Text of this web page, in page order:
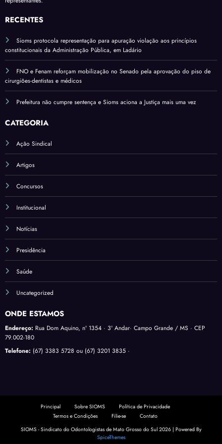
salári
o
base
do*
RECENTES
Sioms protocola representação para apuração violação aos princípios
constitucionais da Administração Pública, em Ladário
FNO e Fenam reforçam mobilização no Senado pela aprovação do piso de
cirurgiões-dentistas e médicos
Prefeitura não cumpre sentença e Sioms aciona a Justiça mais uma vez
CATEGORIA
Ação Sindical
Artigos
Concursos
Institucional
Notícias
Presidência
Saúde
Uncategorized
ONDE ESTAMOS
Endereço: Rua Dom Aquino, nº 1354 · 3º Andar· Campo Grande / MS · CEP
79.002-180
Telefone: (67) 3383 5728 ou (67) 3201 3835 ·
Principal Sobre SIOMS
Política de Privacidade
Termos e Condições
Filie-se
Contato
SIOMS - Sindicato do Odontologistas de Mato Grosso do Sul 2026 | Powered By
SpiceThemes